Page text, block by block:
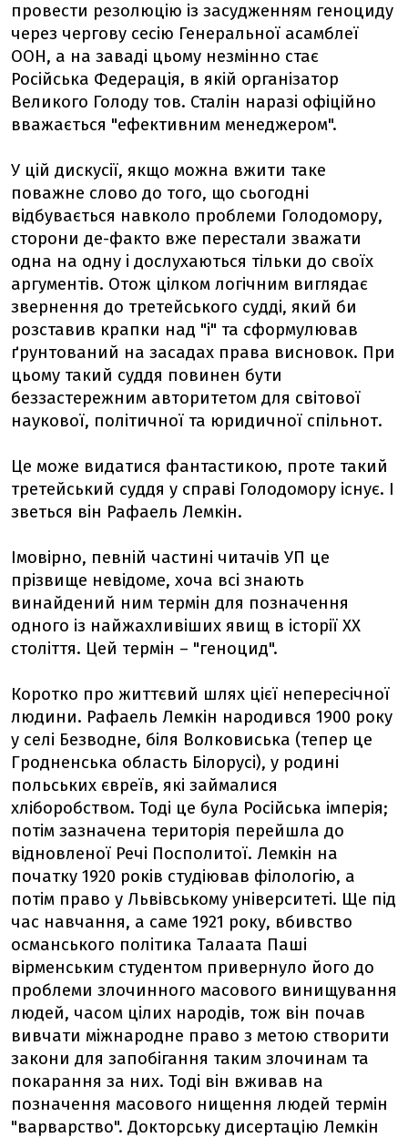
провести резолюцію із засудженням геноциду
через чергову сесію Генеральної асамблеї
ООН, а на заваді цьому незмінно стає
Російська Федерація, в якій організатор
Великого Голоду тов. Сталін наразі офіційно
вважається "ефективним менеджером".
У цій дискусії, якщо можна вжити таке
поважне слово до того, що сьогодні
відбувається навколо проблеми Голодомору,
сторони де-факто вже перестали зважати
одна на одну і дослухаються тільки до своїх
аргументів. Отож цілком логічним виглядає
звернення до третейського судді, який би
розставив крапки над "і" та сформулював
ґрунтований на засадах права висновок. При
цьому такий суддя повинен бути
беззастережним авторитетом для світової
наукової, політичної та юридичної спільнот.
Це може видатися фантастикою, проте такий
третейський суддя у справі Голодомору існує. І
зветься він Рафаель Лемкін.
Імовірно, певній частині читачів УП це
прізвище невідоме, хоча всі знають
винайдений ним термін для позначення
одного із найжахливіших явищ в історії ХХ
століття. Цей термін – "геноцид".
Коротко про життєвий шлях цієї непересічної
людини. Рафаель Лемкін народився 1900 року
у селі Безводне, біля Волковиська (тепер це
Гродненська область Білорусі), у родині
польських євреїв, які займалися
хліборобством. Тоді це була Російська імперія;
потім зазначена територія перейшла до
відновленої Речі Посполитої. Лемкін на
початку 1920 років студіював філологію, а
потім право у Львівському університеті. Ще під
час навчання, а саме 1921 року, вбивство
османського політика Талаата Паші
вірменським студентом привернуло його до
проблеми злочинного масового винищування
людей, часом цілих народів, тож він почав
вивчати міжнародне право з метою створити
закони для запобігання таким злочинам та
покарання за них. Тоді він вживав на
позначення масового нищення людей термін
"варварство". Докторську дисертацію Лемкін